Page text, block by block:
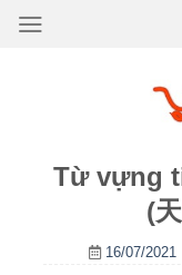
Bỏ
Từ vựng
(
16/07/2021